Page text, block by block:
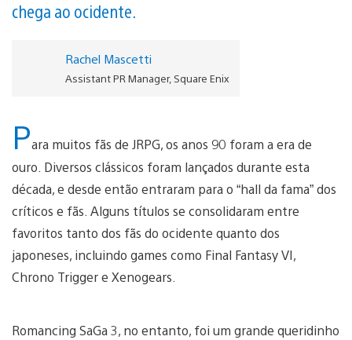
chega ao ocidente.
Rachel Mascetti
Assistant PR Manager, Square Enix
Para muitos fãs de JRPG, os anos 90 foram a era de
ouro. Diversos clássicos foram lançados durante esta
década, e desde então entraram para o “hall da fama” dos
críticos e fãs. Alguns títulos se consolidaram entre
favoritos tanto dos fãs do ocidente quanto dos
japoneses, incluindo games como Final Fantasy VI,
Chrono Trigger e Xenogears.
Romancing SaGa 3, no entanto, foi um grande queridinho